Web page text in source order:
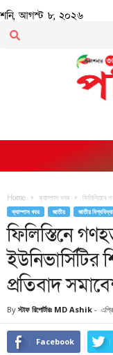
শনি, আগস্ট ৮, ২০২৬
Home ক্যাম্পাস খবর ফিলিস্তিনে
ক্যাম্পাস খবর জাতীয় জাতীয়
ফিলিস্তিনে
ইউনিভার্সিটির
প্রতিবাদ
By স্টাফ রিপোর্টারঃ MD Ashik -
Facebook